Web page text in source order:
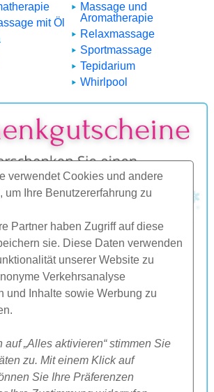
verwendet Cookies und andere
um Ihre Benutzererfahrung zu
Partner haben Zugriff auf diese
sie. Diese Daten verwenden
unserer Website zu
Verkehrsanalyse
und Inhalte sowie Werbung zu
auf „Alles aktivieren“ stimmen Sie
zu. Mit einem Klick auf
Sie Ihre Präferenzen
mit Öl
Massage und
Aromatherapie
Relaxmassage
Sportmassage
Tepidarium
Whirlpool